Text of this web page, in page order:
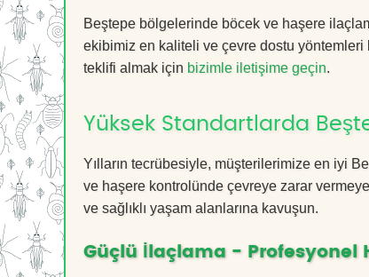
Beştepe bölgelerinde böcek ve haşere
ekibimiz en kaliteli ve çevre dostu
teklifi almak için bizimle iletişime geçin.
Yüksek Standartlarda
Yılların tecrübesiyle, müşterilerimize en iyi
ve haşere kontrolünde çevreye zarar
ve sağlıklı yaşam alanlarına kavuşun.
Güçlü İlaçlama - Profesyonel